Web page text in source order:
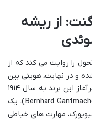
از ریشه
را روایت می کند که از
و در نهایت، هویتی بین
المللی با تأثیرات سوئدی یافته است. سرآغاز این برند به سال ۱۹۱۴
بازمی گردد، زمانی که برنارد گانتماچر (Bernhard Gantmacher)، یک
مهارت های خیاطی